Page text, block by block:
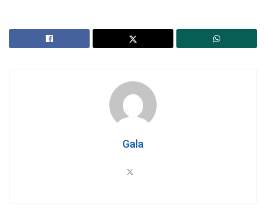
Gala